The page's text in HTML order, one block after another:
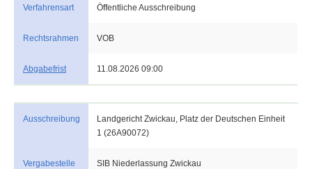
Verfahrensart Öffentliche Ausschreibung
Rechtsrahmen VOB
Abgabefrist 11.08.2026 09:00
Ausschreibung
Landgericht Zwickau, Platz der Deutschen Einheit
1 (26A90072)
Vergabestelle SIB Niederlassung Zwickau